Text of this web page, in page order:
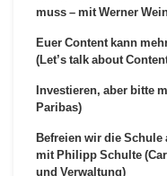
muss – mit Werner
Euer Content kann
(Let’s talk about
Investieren, aber bitte
Paribas)
Befreien wir die
mit Philipp Schulte
und Verwaltung)